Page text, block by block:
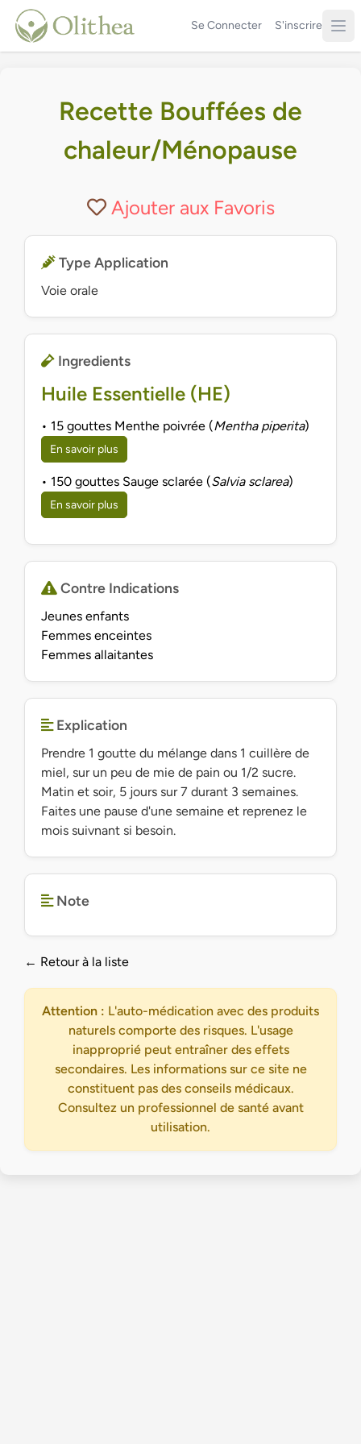
Se Connecter S'inscrire
Recette Bouffées de
chaleur/Ménopause
Ajouter aux Favoris
Type Application
Voie orale
Ingredients
Huile Essentielle (HE)
• 15 gouttes Menthe poivrée (Mentha piperita)
En savoir plus
• 150 gouttes Sauge sclarée (Salvia sclarea)
En savoir plus
Contre Indications
Jeunes enfants
Femmes enceintes
Femmes allaitantes
Explication
Prendre 1 goutte du mélange dans 1 cuillère de
miel, sur un peu de mie de pain ou 1/2 sucre.
Matin et soir, 5 jours sur 7 durant 3 semaines.
Faites une pause d'une semaine et reprenez le
mois suivnant si besoin.
Note
← Retour à la liste
Attention : L'auto-médication avec des produits
naturels comporte des risques. L'usage
inapproprié peut entraîner des effets
secondaires. Les informations sur ce site ne
constituent pas des conseils médicaux.
Consultez un professionnel de santé avant
utilisation.